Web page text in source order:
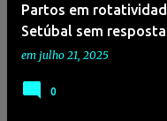
Partos em
Setúbal sem
em julho 21, 2025
0